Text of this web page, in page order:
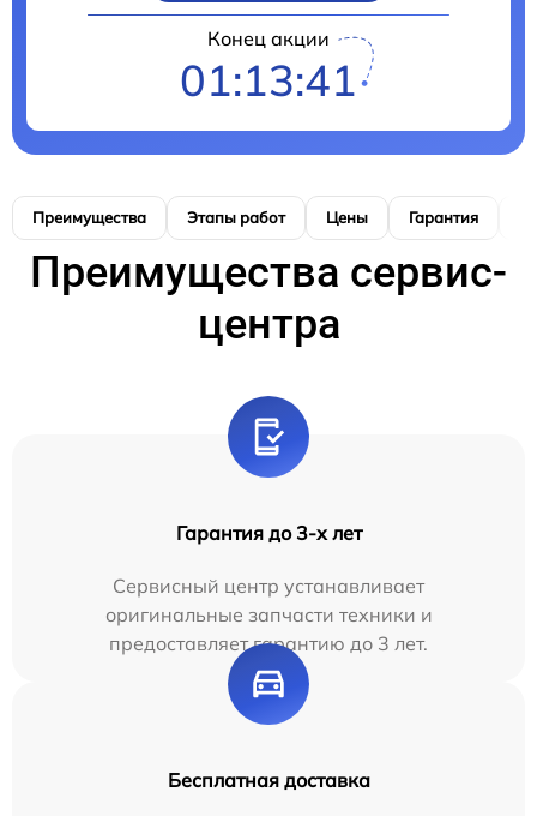
Конец акции
01:13:40
Преимущества Этапы работ Цены Гарантия
Преимущества сервис-
центра
Гарантия до 3-х лет
Сервисный центр устанавливает
оригинальные запчасти техники и
предоставляет гарантию до 3 лет.
Бесплатная доставка